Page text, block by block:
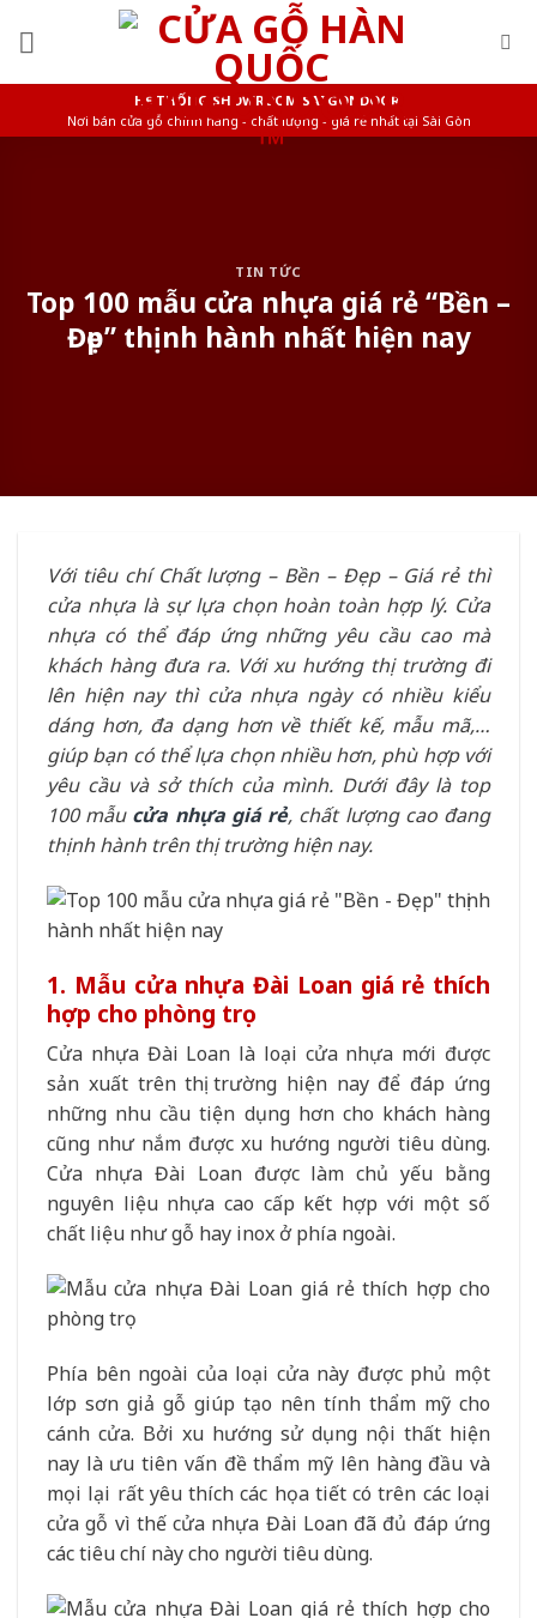
HỆ THỐNG SHOWROOM SAIGONDOOR
Nơi bán cửa gỗ chính hãng - chất lượng - giá rẻ nhất tại Sài Gòn
TIN TỨC
Top 100 mẫu cửa nhựa giá rẻ “Bền –
Đẹp” thịnh hành nhất hiện nay
Với tiêu chí Chất lượng – Bền – Đẹp – Giá rẻ thì
cửa nhựa là sự lựa chọn hoàn toàn hợp lý. Cửa
nhựa có thể đáp ứng những yêu cầu cao mà
khách hàng đưa ra. Với xu hướng thị trường đi
lên hiện nay thì cửa nhựa ngày có nhiều kiểu
dáng hơn, đa dạng hơn về thiết kế, mẫu mã,…
giúp bạn có thể lựa chọn nhiều hơn, phù hợp với
yêu cầu và sở thích của mình. Dưới đây là top
100 mẫu cửa nhựa giá rẻ, chất lượng cao đang
thịnh hành trên thị trường hiện nay.
1. Mẫu cửa nhựa Đài Loan giá rẻ thích
hợp cho phòng trọ
Cửa nhựa Đài Loan là loại cửa nhựa mới được
sản xuất trên thị trường hiện nay để đáp ứng
những nhu cầu tiện dụng hơn cho khách hàng
cũng như nắm được xu hướng người tiêu dùng.
Cửa nhựa Đài Loan được làm chủ yếu bằng
nguyên liệu nhựa cao cấp kết hợp với một số
chất liệu như gỗ hay inox ở phía ngoài.
Phía bên ngoài của loại cửa này được phủ một
lớp sơn giả gỗ giúp tạo nên tính thẩm mỹ cho
cánh cửa. Bởi xu hướng sử dụng nội thất hiện
nay là ưu tiên vấn đề thẩm mỹ lên hàng đầu và
mọi lại rất yêu thích các họa tiết có trên các loại
cửa gỗ vì thế cửa nhựa Đài Loan đã đủ đáp ứng
các tiêu chí này cho người tiêu dùng.